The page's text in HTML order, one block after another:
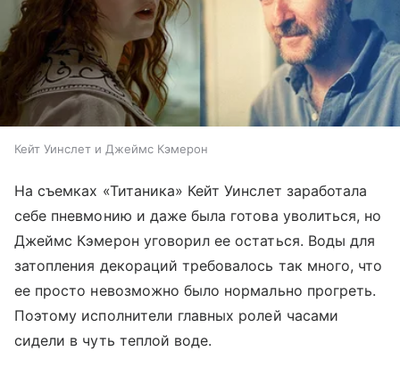
Кейт Уинслет и Джеймс Кэмерон
На съемках «Титаника» Кейт Уинслет заработала
себе пневмонию и даже была готова уволиться, но
Джеймс Кэмерон уговорил ее остаться. Воды для
затопления декораций требовалось так много, что
ее просто невозможно было нормально прогреть.
Поэтому исполнители главных ролей часами
сидели в чуть теплой воде.